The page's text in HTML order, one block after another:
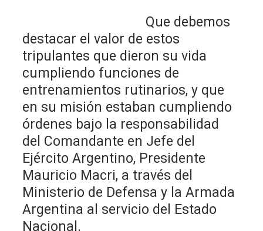
Que debemos
destacar el valor de estos
tripulantes que dieron su vida
cumpliendo funciones de
entrenamientos rutinarios, y que
en su misión estaban cumpliendo
órdenes bajo la responsabilidad
del Comandante en Jefe del
Ejército Argentino, Presidente
Mauricio Macri, a través del
Ministerio de Defensa y la Armada
Argentina al servicio del Estado
Nacional.